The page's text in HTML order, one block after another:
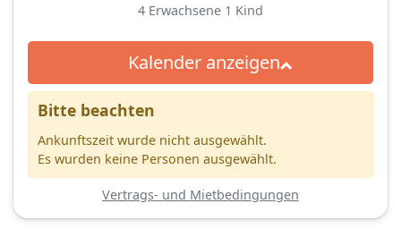
4 Erwachsene 1 Kind
Kalender anzeigen
Bitte beachten
Ankunftszeit wurde nicht ausgewählt.
Es wurden keine Personen ausgewählt.
Vertrags- und Mietbedingungen